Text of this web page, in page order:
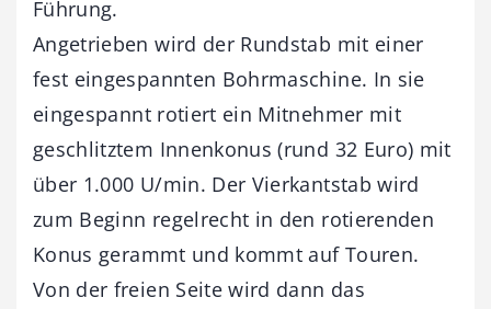
Führung.
Angetrieben wird der Rundstab mit einer
fest eingespannten Bohrmaschine. In sie
eingespannt rotiert ein Mitnehmer mit
geschlitztem Innenkonus (rund 32 Euro) mit
über 1.000 U/min. Der Vierkantstab wird
zum Beginn regelrecht in den rotierenden
Konus gerammt und kommt auf Touren.
Von der freien Seite wird dann das